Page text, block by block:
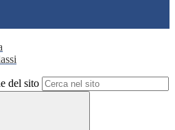
del sito